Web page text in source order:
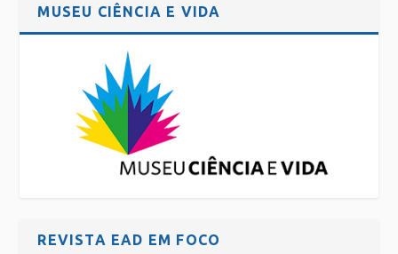
MUSEU CIÊNCIA E VIDA
REVISTA EAD EM FOCO